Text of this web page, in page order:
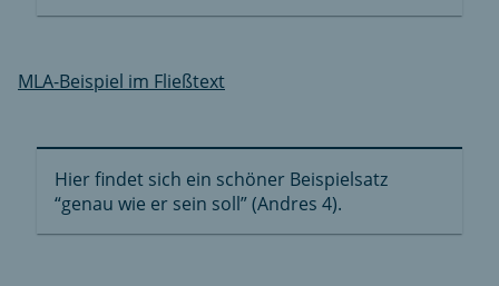
MLA-Beispiel im Fließtext
Hier findet sich ein schöner Beispielsatz
“genau wie er sein soll” (Andres 4).